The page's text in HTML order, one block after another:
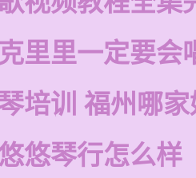
里里一定要会
培训 福州哪
悠琴行怎么样